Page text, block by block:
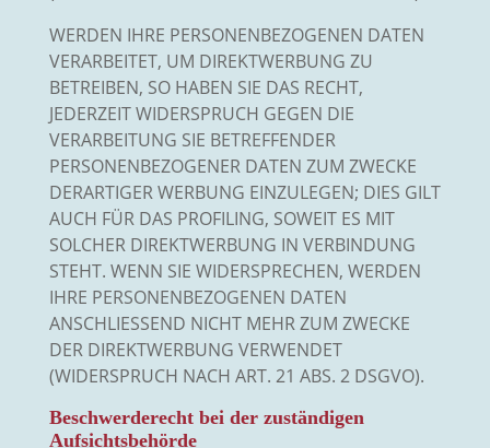
WERDEN IHRE PERSONENBEZOGENEN DATEN
VERARBEITET, UM DIREKTWERBUNG ZU
BETREIBEN, SO HABEN SIE DAS RECHT,
JEDERZEIT WIDERSPRUCH GEGEN DIE
VERARBEITUNG SIE BETREFFENDER
PERSONENBEZOGENER DATEN ZUM ZWECKE
DERARTIGER WERBUNG EINZULEGEN; DIES GILT
AUCH FÜR DAS PROFILING, SOWEIT ES MIT
SOLCHER DIREKTWERBUNG IN VERBINDUNG
STEHT. WENN SIE WIDERSPRECHEN, WERDEN
IHRE PERSONENBEZOGENEN DATEN
ANSCHLIESSEND NICHT MEHR ZUM ZWECKE
DER DIREKTWERBUNG VERWENDET
(WIDERSPRUCH NACH ART. 21 ABS. 2 DSGVO).
Beschwerde­recht bei der zuständigen
Aufsichts­behörde